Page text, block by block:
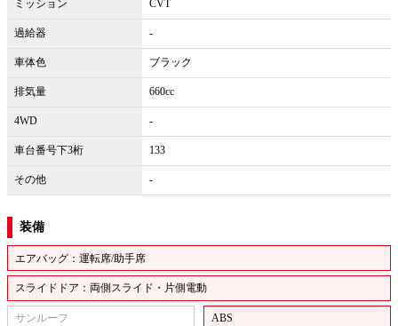
ミッション CVT
過給器 -
車体色 ブラック
排気量 660cc
4WD -
車台番号下3桁 133
その他 -
装備
エアバッグ：運転席/助手席
スライドドア：両側スライド・片側電動
サンルーフ ABS